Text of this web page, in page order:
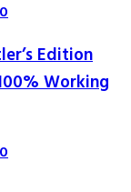
0
Edition
Working
0